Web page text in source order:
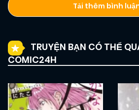
Tải thêm bình
TRUYỆN BẠN CÓ THỂ
COMIC24H